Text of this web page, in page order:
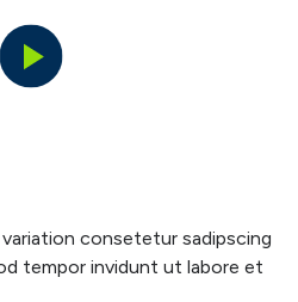
Video
consetetur sadipscing
tempor invidunt ut labore et